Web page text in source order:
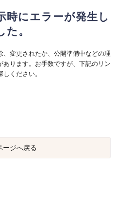
時にエラーが発生し
た。
変更されたか、公開準備中などの理
ります。お手数ですが、下記のリン
ください。
ージへ戻る